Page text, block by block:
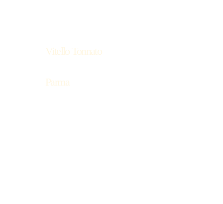
Vitello Tonnato
Parma